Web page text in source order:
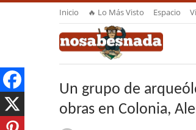
Inicio 🔥 Lo Más Visto Espacio
Un grupo de
obras en Colonia,